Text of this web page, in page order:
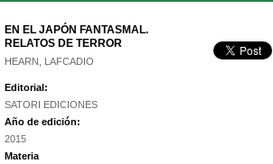
EN EL JAPÓN FANTASMAL.
RELATOS DE TERROR
HEARN, LAFCADIO
Editorial:
SATORI EDICIONES
Año de edición:
2015
Materia